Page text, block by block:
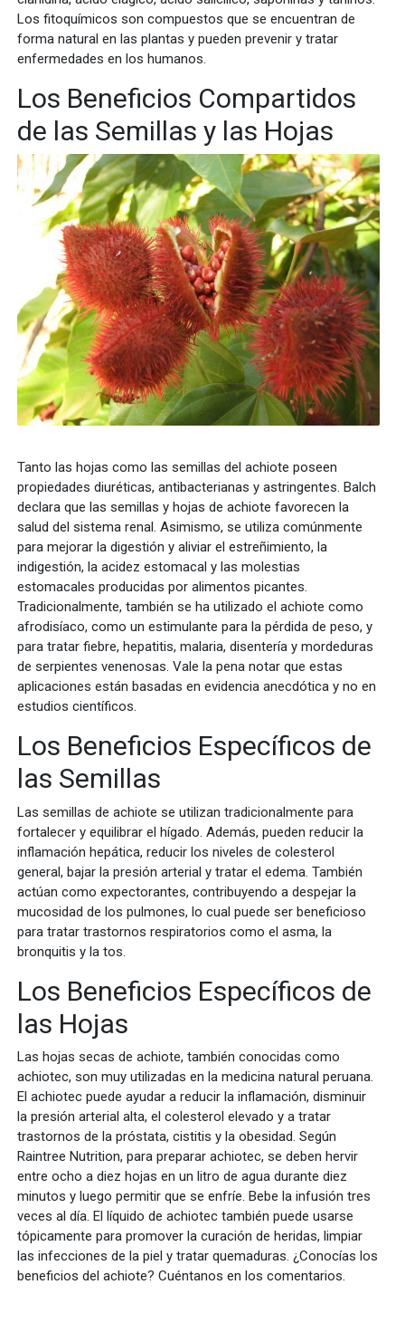
Los fitoquímicos son compuestos que se encuentran de
forma natural en las plantas y pueden prevenir y tratar
enfermedades en los humanos.
Los Beneficios Compartidos
de las Semillas y las Hojas
Tanto las hojas como las semillas del achiote poseen
propiedades diuréticas, antibacterianas y astringentes. Balch
declara que las semillas y hojas de achiote favorecen la
salud del sistema renal. Asimismo, se utiliza comúnmente
para mejorar la digestión y aliviar el estreñimiento, la
indigestión, la acidez estomacal y las molestias
estomacales producidas por alimentos picantes.
Tradicionalmente, también se ha utilizado el achiote como
afrodisíaco, como un estimulante para la pérdida de peso, y
para tratar fiebre, hepatitis, malaria, disentería y mordeduras
de serpientes venenosas. Vale la pena notar que estas
aplicaciones están basadas en evidencia anecdótica y no en
estudios científicos.
Los Beneficios Específicos de
las Semillas
Las semillas de achiote se utilizan tradicionalmente para
fortalecer y equilibrar el hígado. Además, pueden reducir la
inflamación hepática, reducir los niveles de colesterol
general, bajar la presión arterial y tratar el edema. También
actúan como expectorantes, contribuyendo a despejar la
mucosidad de los pulmones, lo cual puede ser beneficioso
para tratar trastornos respiratorios como el asma, la
bronquitis y la tos.
Los Beneficios Específicos de
las Hojas
Las hojas secas de achiote, también conocidas como
achiotec, son muy utilizadas en la medicina natural peruana.
El achiotec puede ayudar a reducir la inflamación, disminuir
la presión arterial alta, el colesterol elevado y a tratar
trastornos de la próstata, cistitis y la obesidad. Según
Raintree Nutrition, para preparar achiotec, se deben hervir
entre ocho a diez hojas en un litro de agua durante diez
minutos y luego permitir que se enfríe. Bebe la infusión tres
veces al día. El líquido de achiotec también puede usarse
tópicamente para promover la curación de heridas, limpiar
las infecciones de la piel y tratar quemaduras. ¿Conocías los
beneficios del achiote? Cuéntanos en los comentarios.